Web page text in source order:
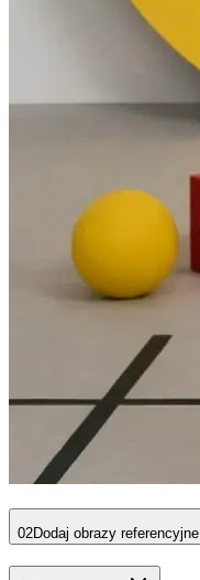
02Dodaj obrazy referencyjne